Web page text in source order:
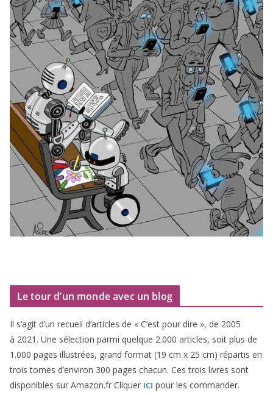
Le tour d’un monde avec un blog
Il s’agit d’un recueil d’ar­ticles de « C’est pour dire », de 2005
à 2021 . Une sélec­tion par­mi quelque 2.000 articles, soit plus de
1 .000 pages illus­trées, grand for­mat (19 cm x 25 cm) répar­tis en
trois tomes d’environ 300 pages cha­cun. Ces trois livres sont
dis­po­nibles sur Amazon​.fr Cliquer ICI pour les commander.